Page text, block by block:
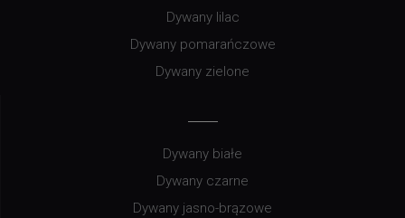
Dywany lilac
Dywany pomarańczowe
Dywany zielone
Dywany białe
Dywany czarne
Dywany jasno-brązowe